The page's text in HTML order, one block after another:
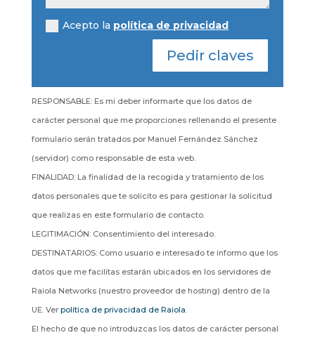
Acepto la política de privacidad
Pedir claves
RESPONSABLE: Es mi deber informarte que los datos de
carácter personal que me proporciones rellenando el presente
formulario serán tratados por Manuel Fernández Sánchez
(servidor) como responsable de esta web.
FINALIDAD: La finalidad de la recogida y tratamiento de los
datos personales que te solicito es para gestionar la solicitud
que realizas en este formulario de contacto.
LEGITIMACIÓN: Consentimiento del interesado.
DESTINATARIOS: Como usuario e interesado te informo que los
datos que me facilitas estarán ubicados en los servidores de
Raiola Networks (nuestro proveedor de hosting) dentro de la
UE. Ver política de privacidad de Raiola.
El hecho de que no introduzcas los datos de carácter personal